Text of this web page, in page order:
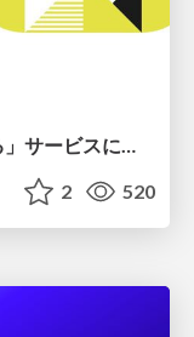
2 520